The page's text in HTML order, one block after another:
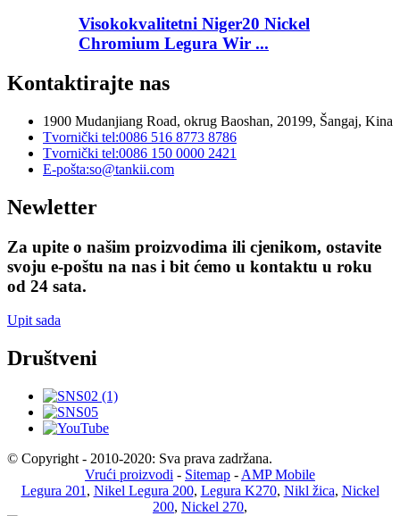
Visokokvalitetni Niger20 Nickel
Chromium Legura Wir ...
Kontaktirajte nas
1900 Mudanjiang Road, okrug Baoshan, 20199, Šangaj, Kina
Tvornički tel:0086 516 8773 8786
Tvornički tel:0086 150 0000 2421
E-pošta:so@tankii.com
Newletter
Za upite o našim proizvodima ili cjenikom, ostavite
svoju e-poštu na nas i bit ćemo u kontaktu u roku
od 24 sata.
Upit sada
Društveni
© Copyright - 2010-2020: Sva prava zadržana.
Vrući proizvodi - Sitemap - AMP Mobile
Legura 201 , Nikel Legura 200, Legura K270, Nikl žica, Nickel
200, Nickel 270,